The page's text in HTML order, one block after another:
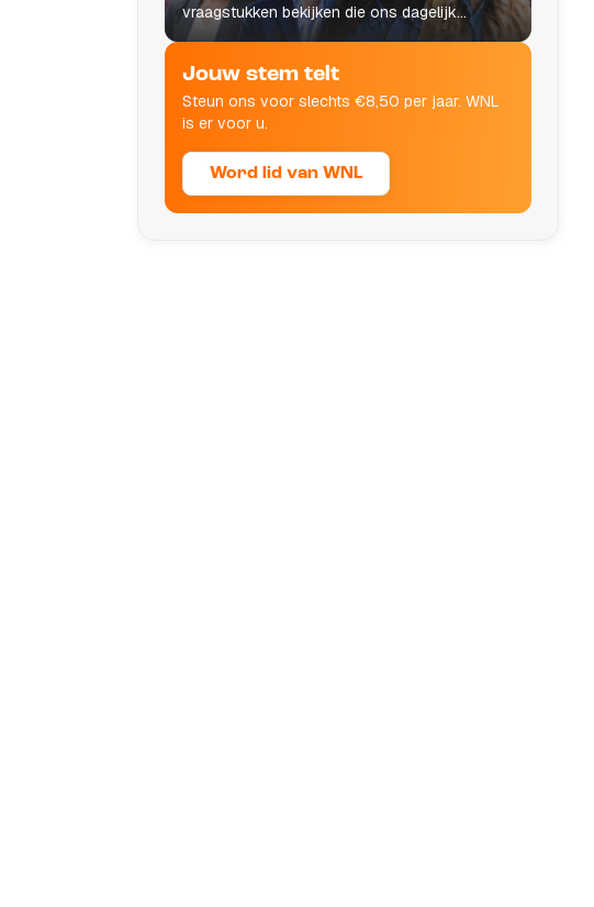
vraagstukken bekijken die ons dagelijks
leven raken.
Jouw stem telt
Steun ons voor slechts €8,50 per jaar. WNL
is er voor u.
Word lid van WNL